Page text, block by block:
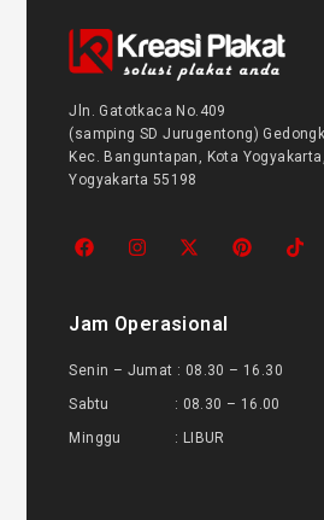
Jln. Gatotkaca No.409
(samping SD Jurugentong)
Kec. Banguntapan, Kota
Yogyakarta 55198
Jam Operasional
Senin – Jumat : 08.30 – 16.30
Sabtu : 08.30 – 16.00
Minggu : LIBUR